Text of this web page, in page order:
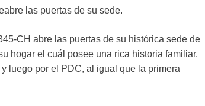
las puertas de su sede.
CH abre las puertas de su histórica sede de
hogar el cuál posee una rica historia familiar.
luego por el PDC, al igual que la primera